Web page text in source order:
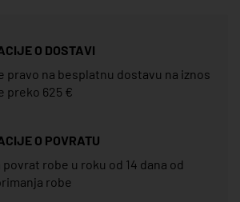
O DOSTAVI
pravo na besplatnu dostavu na iznos
preko 625 €
O POVRATU
povrat robe u roku od 14 dana od
robe